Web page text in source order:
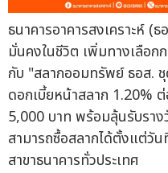
ธนาคารอาคารสงเคราะห์ (
มั่นคงในชีวิต เพิ่มทางเลือ
กับ "สลากออมทรัพย์ ธอส.
ดอกเบี้ยหน้าสลาก 1.20%
5,000 บาท พร้อมลุ้นรับรา
สามารถซื้อสลากได้ตั้งแต่วั
สาขาธนาคารทั่วประเทศ